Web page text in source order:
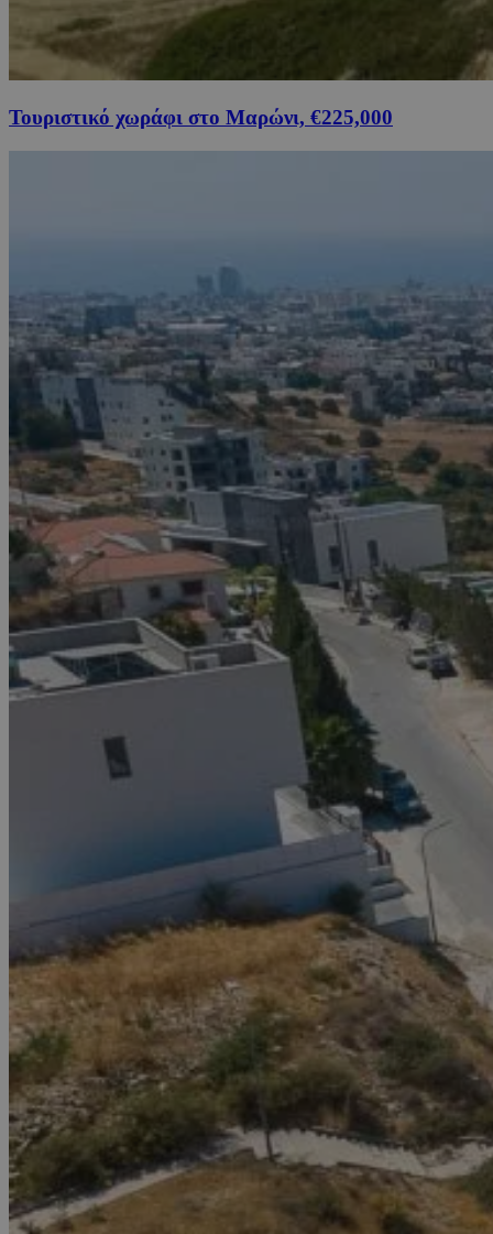
Τουριστικό χωράφι στο Μαρώνι, €225,000